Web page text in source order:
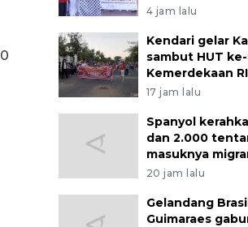
4 jam lalu
Kendari gelar
sambut HUT ke-
Kemerdekaan RI
17 jam lalu
Spanyol
dan 2.000
masuknya
20 jam lalu
Gelandang
Guimaraes